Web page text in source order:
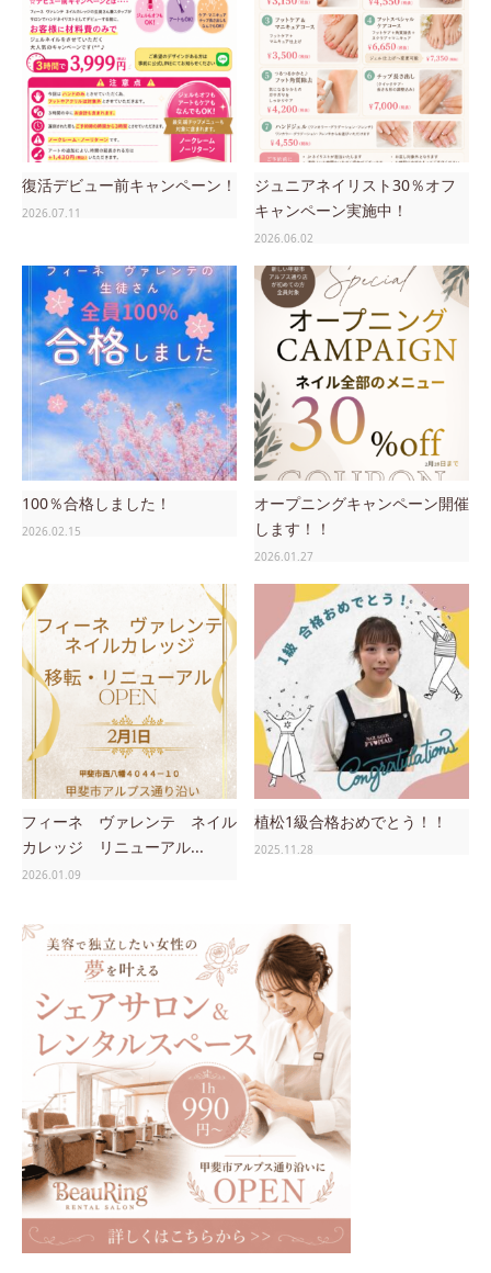
復活デビュー前キャンペーン！
2026.07.11
ジュニアネイリスト30％オフ
キャンペーン実施中！
2026.06.02
100％合格しました！
2026.02.15
オープニングキャンペーン開催
します！！
2026.01.27
フィーネ ヴァレンテ ネイル
カレッジ リニューアル...
2026.01.09
植松1級合格おめでとう！！
2025.11.28